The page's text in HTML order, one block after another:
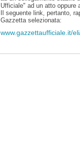
Ufficiale" ad un atto oppure
Il seguente link, pertanto,
Gazzetta selezionata:
www.gazzettaufficiale.it/